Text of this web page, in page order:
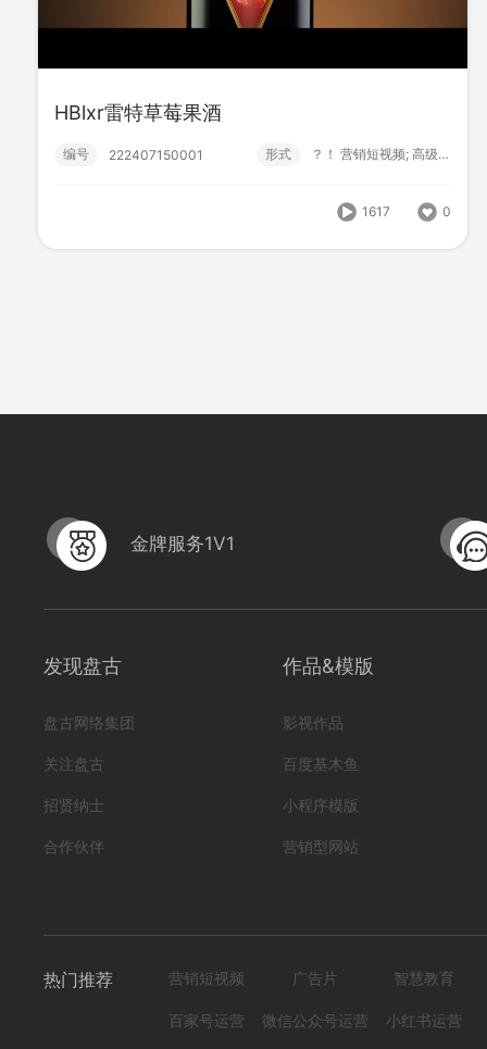
HBlxr雷特草莓果酒
0
HBlxr雷特草莓果酒
编号 222407150001 形式 ？！ 营销短视频; 高级款;
1617 0
HBlxr雷特草莓果酒
金牌服务1V1
发现盘古
盘古网络集团
关注盘古
招贤纳士
合作伙伴
作品&模版
影视作品
百度基木鱼
小程序模版
营销型网站
热门推荐 营销短视频 广告片 智慧教育
百家号运营 微信公众号运营 小红书运营